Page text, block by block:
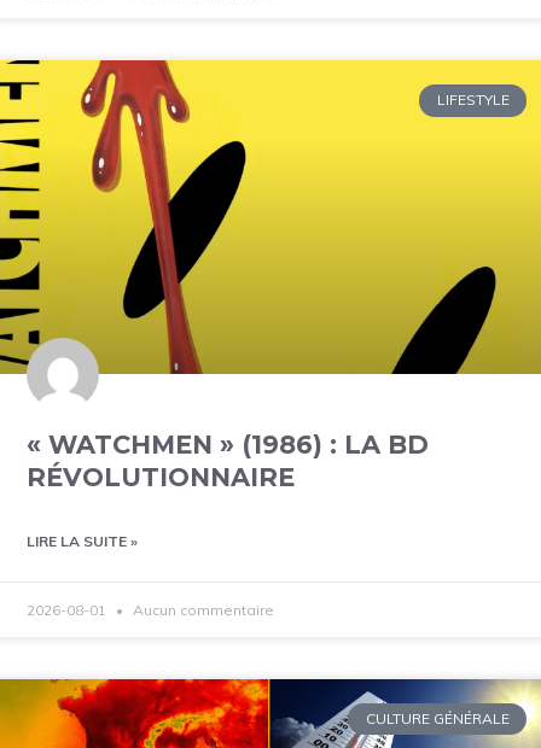
LIFESTYLE
« WATCHMEN » (1986) : LA BD
RÉVOLUTIONNAIRE
LIRE LA SUITE »
2026-08-01 Aucun commentaire
CULTURE GÉNÉRALE